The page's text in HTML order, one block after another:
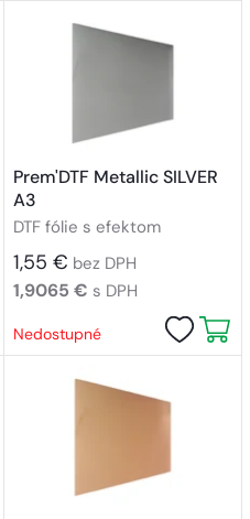
Prem'DTF Metallic SILVER
A3
DTF fólie s efektom
1,55 € bez DPH
1,9065 € s DPH
Nedostupné